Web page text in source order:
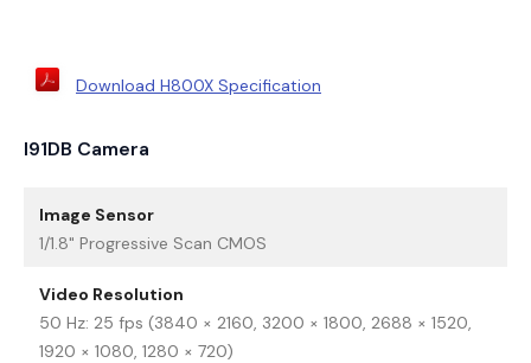
Download H800X Specification
I91DB Camera
Image Sensor
1/1.8" Progressive Scan CMOS
Video Resolution
50 Hz: 25 fps (3840 × 2160, 3200 × 1800, 2688 × 1520,
1920 × 1080, 1280 × 720)